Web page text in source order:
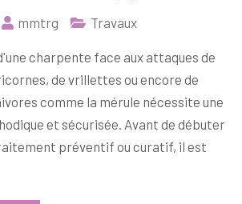
mmtrg Travaux
charpente face aux attaques de
de vrillettes ou encore de
comme la mérule nécessite une
et sécurisée. Avant de débuter
préventif ou curatif, il est